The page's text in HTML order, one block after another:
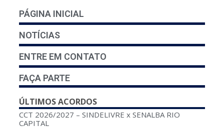
PÁGINA INICIAL
NOTÍCIAS
ENTRE EM CONTATO
FAÇA PARTE
ÚLTIMOS ACORDOS
CCT 2026/2027 – SINDELIVRE x SENALBA RIO
CAPITAL